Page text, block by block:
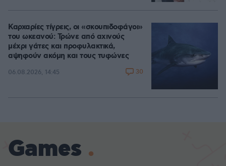
Καρχαρίες τίγρεις, οι «σκουπιδοφάγοι»
του ωκεανού: Τρώνε από αχινούς
μέχρι γάτες και προφυλακτικά,
αψηφούν ακόμη και τους τυφώνες
06.08.2026, 14:45 30
Games